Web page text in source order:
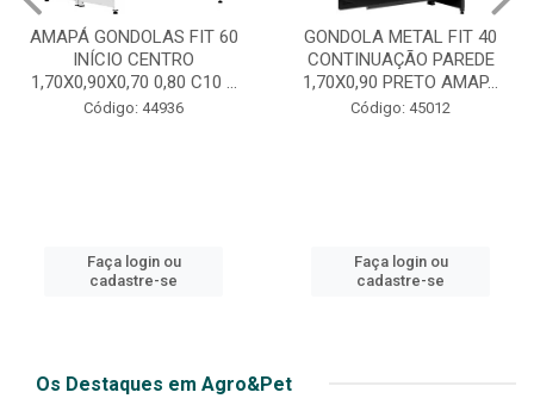
GONDOLA METAL FIT 40
CONTINUAÇÃO PAREDE
1,70X0,90 PRETO AMAP...
Código: 45012
Faça login ou
cadastre-se
GONDOLA METAL FIT 40
INICIO CENTRO 1,70X0,90
PRETO AMAPÁ
Código: 45013
cadastre-se
Os Destaques em Agro&Pet